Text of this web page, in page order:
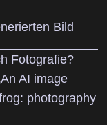
Bild
Fotografie?
AI image
photography